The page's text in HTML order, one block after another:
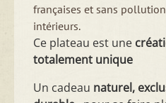
françaises et sans
intérieurs.
Ce plateau est une
totalement unique
Un cadeau naturel,